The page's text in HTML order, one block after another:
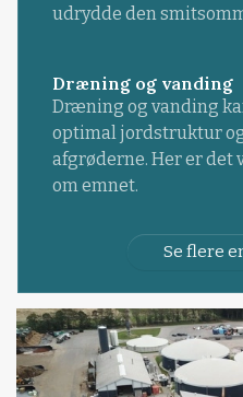
udrydde den
Dræning og vanding
Dræning og vanding
optimal jordstruktur
afgrøderne. Her er det
om emnet.
Se flere